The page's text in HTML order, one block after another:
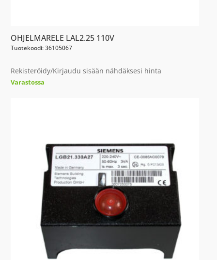
OHJELMARELE LAL2.25 110V
Tuotekoodi: 36105067
Rekisteröidy/Kirjaudu sisään nähdäksesi hinta
Varastossa